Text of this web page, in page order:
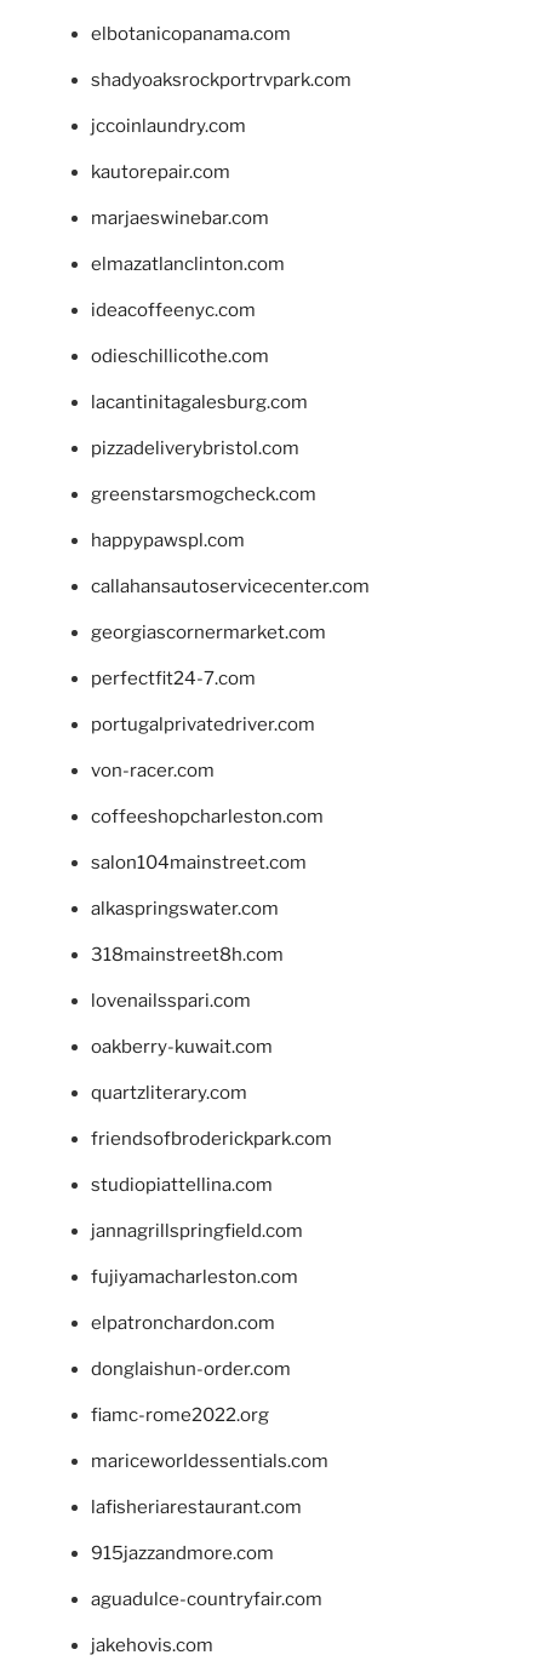
elbotanicopanama.com
shadyoaksrockportrvpark.com
jccoinlaundry.com
kautorepair.com
marjaeswinebar.com
elmazatlanclinton.com
ideacoffeenyc.com
odieschillicothe.com
lacantinitagalesburg.com
pizzadeliverybristol.com
greenstarsmogcheck.com
happypawspl.com
callahansautoservicecenter.com
georgiascornermarket.com
perfectfit24-7.com
portugalprivatedriver.com
von-racer.com
coffeeshopcharleston.com
salon104mainstreet.com
alkaspringswater.com
318mainstreet8h.com
lovenailsspari.com
oakberry-kuwait.com
quartzliterary.com
friendsofbroderickpark.com
studiopiattellina.com
jannagrillspringfield.com
fujiyamacharleston.com
elpatronchardon.com
donglaishun-order.com
fiamc-rome2022.org
mariceworldessentials.com
lafisheriarestaurant.com
915jazzandmore.com
aguadulce-countryfair.com
jakehovis.com